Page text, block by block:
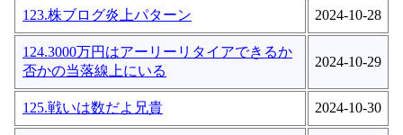
123.株ブログ炎上パターン 2024-10-28
124.3000万円はアーリーリタイアできるか
否かの当落線上にいる
2024-10-29
125.戦いは数だよ兄貴 2024-10-30